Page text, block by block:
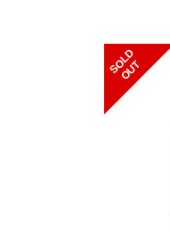
S
O
L
D
O
U
T